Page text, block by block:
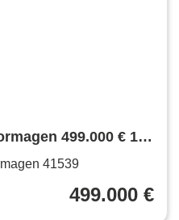
499.000 € 125
41539
499.000 €